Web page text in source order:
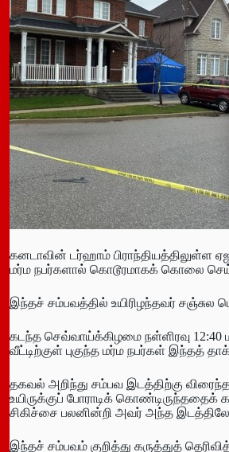
கனடாவின் டர்ஹாம்
மர்ம நபர்களால் கொடூரமாகக் கொலை
இந்தச் சம்பவத்தில் உயிரிழந்தவர் சஞ்சுல
கடந்த செவ்வாய்க்கிழமை நள்ளிரவு 12:40
வீட்டிற்குள் புகுந்த மர்ம நபர்கள் இந்தத்
தகவல் அறிந்து சம்பவ இடத்திற்கு
உயிருக்குப் போராடிக்
சிகிச்சை பலனின்றி அவர் அந்த
இந்தச் சம்பவம் குறித்து கருத்துத்